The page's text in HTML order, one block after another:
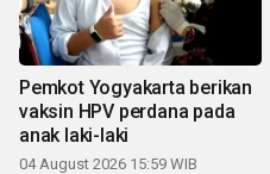
Pemkot Yogyakarta berikan
vaksin HPV perdana pada
anak laki-laki
04 August 2026 15:59 WIB